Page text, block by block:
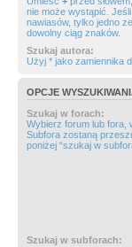
nie może wystąpić.
nawiasów, tylko jedno
dowolny ciąg znaków.
Szukaj autora:
Użyj * jako zamiennika
OPCJE
Szukaj w forach:
Wybierz forum lub fora,
Subfora zostaną
poniżej “szukaj w
Szukaj w subforach: